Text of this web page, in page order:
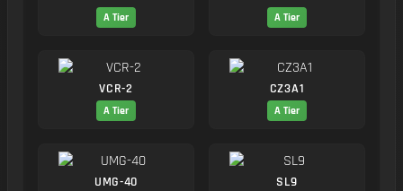
A Tier A Tier
VCR-2
A Tier
CZ3A1
A Tier
UMG-40 SL9